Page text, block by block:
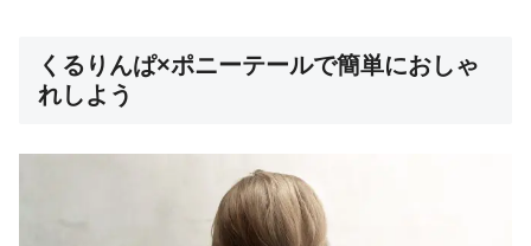
くるりんぱ×ポニーテールで簡単におしゃ
れしよう